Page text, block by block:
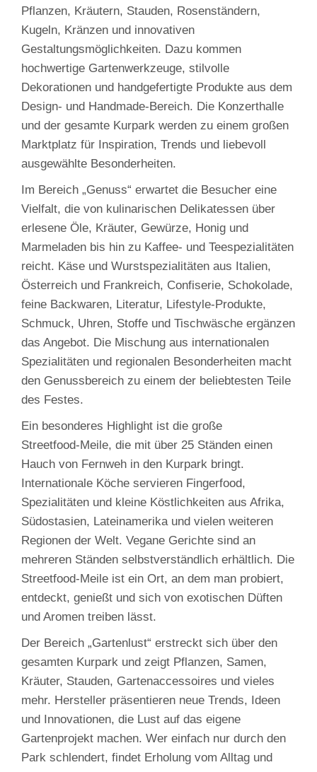
Pflanzen, Kräutern, Stauden, Rosenständern,
Kugeln, Kränzen und innovativen
Gestaltungsmöglichkeiten. Dazu kommen
hochwertige Gartenwerkzeuge, stilvolle
Dekorationen und handgefertigte Produkte aus dem
Design‑ und Handmade‑Bereich. Die Konzerthalle
und der gesamte Kurpark werden zu einem großen
Marktplatz für Inspiration, Trends und liebevoll
ausgewählte Besonderheiten.
Im Bereich „Genuss“ erwartet die Besucher eine
Vielfalt, die von kulinarischen Delikatessen über
erlesene Öle, Kräuter, Gewürze, Honig und
Marmeladen bis hin zu Kaffee‑ und Teespezialitäten
reicht. Käse und Wurstspezialitäten aus Italien,
Österreich und Frankreich, Confiserie, Schokolade,
feine Backwaren, Literatur, Lifestyle‑Produkte,
Schmuck, Uhren, Stoffe und Tischwäsche ergänzen
das Angebot. Die Mischung aus internationalen
Spezialitäten und regionalen Besonderheiten macht
den Genussbereich zu einem der beliebtesten Teile
des Festes.
Ein besonderes Highlight ist die große
Streetfood‑Meile, die mit über 25 Ständen einen
Hauch von Fernweh in den Kurpark bringt.
Internationale Köche servieren Fingerfood,
Spezialitäten und kleine Köstlichkeiten aus Afrika,
Südostasien, Lateinamerika und vielen weiteren
Regionen der Welt. Vegane Gerichte sind an
mehreren Ständen selbstverständlich erhältlich. Die
Streetfood‑Meile ist ein Ort, an dem man probiert,
entdeckt, genießt und sich von exotischen Düften
und Aromen treiben lässt.
Der Bereich „Gartenlust“ erstreckt sich über den
gesamten Kurpark und zeigt Pflanzen, Samen,
Kräuter, Stauden, Gartenaccessoires und vieles
mehr. Hersteller präsentieren neue Trends, Ideen
und Innovationen, die Lust auf das eigene
Gartenprojekt machen. Wer einfach nur durch den
Park schlendert, findet Erholung vom Alltag und